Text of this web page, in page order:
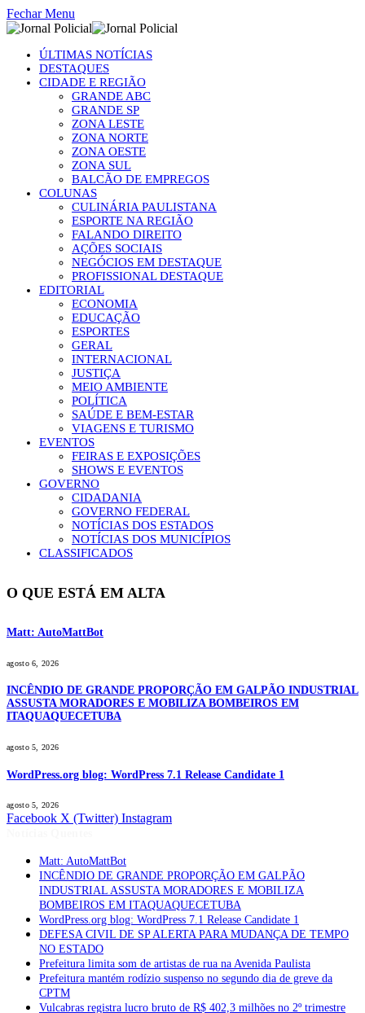
Fechar Menu
ÚLTIMAS NOTÍCIAS
DESTAQUES
CIDADE E REGIÃO
GRANDE ABC
GRANDE SP
ZONA LESTE
ZONA NORTE
ZONA OESTE
ZONA SUL
BALCÃO DE EMPREGOS
COLUNAS
CULINÁRIA PAULISTANA
ESPORTE NA REGIÃO
FALANDO DIREITO
AÇÕES SOCIAIS
NEGÓCIOS EM DESTAQUE
PROFISSIONAL DESTAQUE
EDITORIAL
ECONOMIA
EDUCAÇÃO
ESPORTES
GERAL
INTERNACIONAL
JUSTIÇA
MEIO AMBIENTE
POLÍTICA
SAÚDE E BEM-ESTAR
VIAGENS E TURISMO
EVENTOS
FEIRAS E EXPOSIÇÕES
SHOWS E EVENTOS
GOVERNO
CIDADANIA
GOVERNO FEDERAL
NOTÍCIAS DOS ESTADOS
NOTÍCIAS DOS MUNICÍPIOS
CLASSIFICADOS
O QUE ESTÁ EM ALTA
Matt: AutoMattBot
agosto 6, 2026
INCÊNDIO DE GRANDE PROPORÇÃO EM GALPÃO INDUSTRIAL
ASSUSTA MORADORES E MOBILIZA BOMBEIROS EM
ITAQUAQUECETUBA
agosto 5, 2026
WordPress.org blog: WordPress 7.1 Release Candidate 1
agosto 5, 2026
Facebook X (Twitter) Instagram
Matt: AutoMattBot
INCÊNDIO DE GRANDE PROPORÇÃO EM GALPÃO
INDUSTRIAL ASSUSTA MORADORES E MOBILIZA
BOMBEIROS EM ITAQUAQUECETUBA
WordPress.org blog: WordPress 7.1 Release Candidate 1
DEFESA CIVIL DE SP ALERTA PARA MUDANÇA DE TEMPO
NO ESTADO
Prefeitura limita som de artistas de rua na Avenida Paulista
Prefeitura mantém rodízio suspenso no segundo dia de greve da
CPTM
Vulcabras registra lucro bruto de R$ 402,3 milhões no 2º trimestre